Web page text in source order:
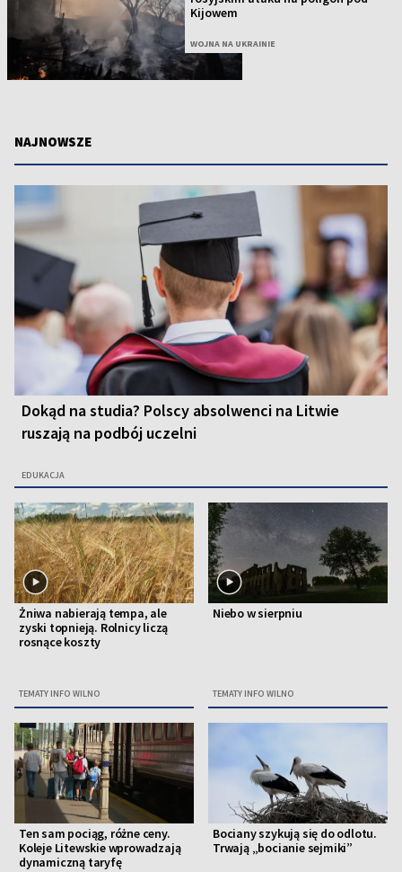
Kijowem
WOJNA NA UKRAINIE
NAJNOWSZE
Dokąd na studia? Polscy absolwenci na Litwie
ruszają na podbój uczelni
EDUKACJA
Żniwa nabierają tempa, ale
zyski topnieją. Rolnicy liczą
rosnące koszty
TEMATY INFO WILNO
Niebo w sierpniu
TEMATY INFO WILNO
Ten sam pociąg, różne ceny.
Koleje Litewskie wprowadzają
dynamiczną taryfę
Bociany szykują się do odlotu.
Trwają „bocianie sejmiki”